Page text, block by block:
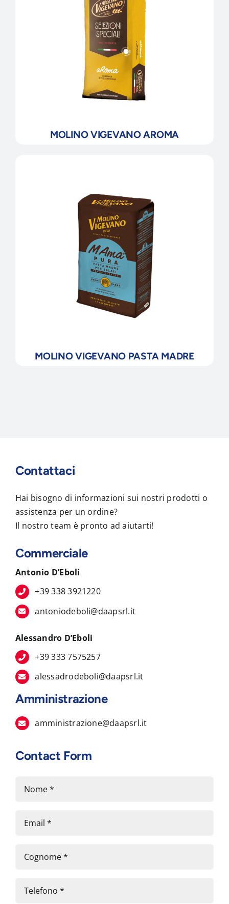
MOLINO VIGEVANO AROMA
MOLINO VIGEVANO PASTA MADRE
Contattaci
Hai bisogno di informazioni sui nostri prodotti o
assistenza per un ordine?
Il nostro team è pronto ad aiutarti!
Commerciale
Antonio D’Eboli
+39 338 3921220
antoniodeboli@daapsrl.it
Alessandro D’Eboli
+39 333 7575257
alessadrodeboli@daapsrl.it
Amministrazione
amministrazione@daapsrl.it
Contact Form